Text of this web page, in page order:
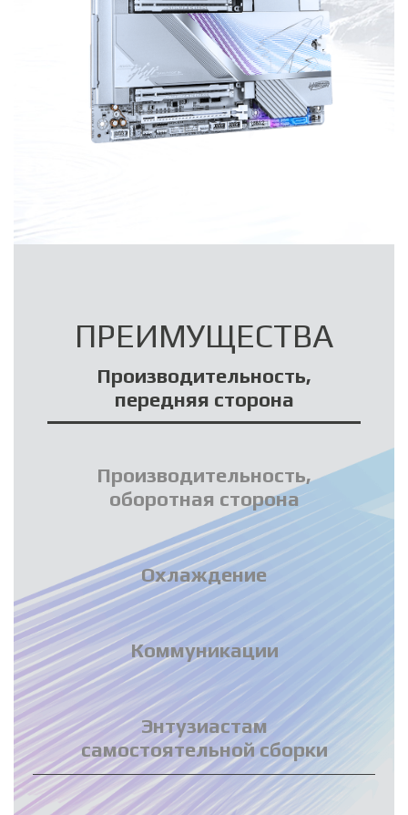
ПРЕИМУЩЕСТВА
Производительность,
передняя сторона
Производительность,
оборотная сторона
Охлаждение
Коммуникации
Энтузиастам
самостоятельной сборки